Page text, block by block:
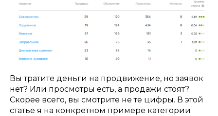
Вы тратите деньги на продвижение, но заявок
нет? Или просмотры есть, а продажи стоят?
Скорее всего, вы смотрите не те цифры. В этой
статье я на конкретном примере категории